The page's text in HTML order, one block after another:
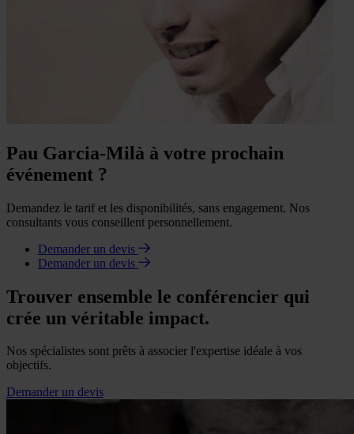
Pau Garcia-Milà à votre prochain
événement ?
Demandez le tarif et les disponibilités, sans engagement. Nos
consultants vous conseillent personnellement.
Demander un devis
Demander un devis
Trouver ensemble le conférencier qui
crée un véritable impact.
Nos spécialistes sont prêts à associer l'expertise idéale à vos
objectifs.
Demander un devis